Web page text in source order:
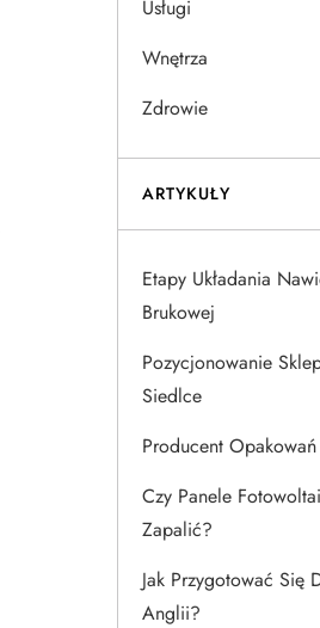
Usługi
Wnętrza
Zdrowie
ARTYKUŁY
Etapy Układania
Brukowej
Pozycjonowanie
Siedlce
Producent
Czy Panele
Zapalić?
Jak Przygotować Się
Anglii?